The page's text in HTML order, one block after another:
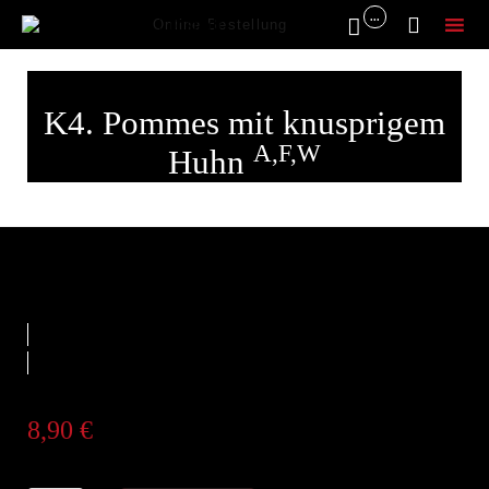
Online Bestellung  ... 
K4. Pommes mit knusprigem
Huhn A,F,W
8,90 €